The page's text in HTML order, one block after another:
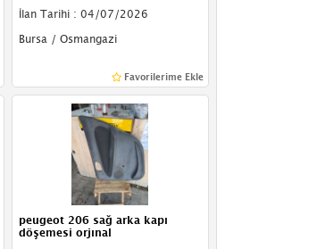
İlan Tarihi : 04/07/2026
Bursa / Osmangazi
Favorilerime Ekle
peugeot 206 sağ arka kapı
döşemesi orjınal